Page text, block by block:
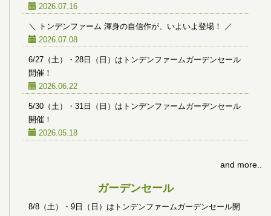
2026.07.16
＼ トンデンファーム 渾身の自信作が、いよいよ登場！ ／
2026.07.08
6/27（土）・28日（日）はトンデンファームガーデンセール
開催！
2026.06.22
5/30（土）・31日（日）はトンデンファームガーデンセール
開催！
2026.05.18
and more..
ガーデンセール
8/8（土）・9日（日）はトンデンファームガーデンセール開